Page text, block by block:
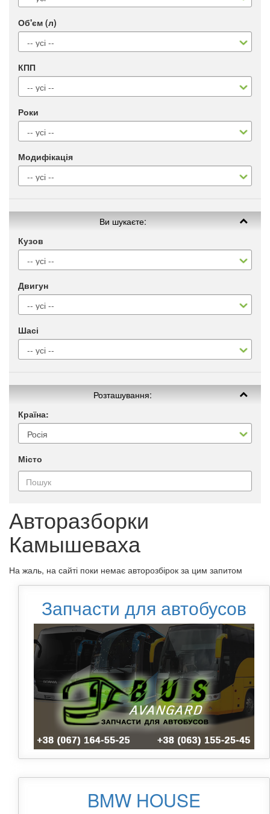
Об'єм (л)
КПП
Роки
Модифікація
Ви шукаєте:
Кузов
Двигун
Шасі
Розташування:
Країна:
Місто
Авторазборки
Камышеваха
На жаль, на сайті поки немає авторозбірок за цим запитом
Запчасти для автобусов
BMW HOUSE